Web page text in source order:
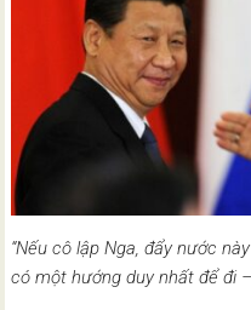
“Nếu cô lập Nga, đẩy nước
có một hướng duy nhất để đi